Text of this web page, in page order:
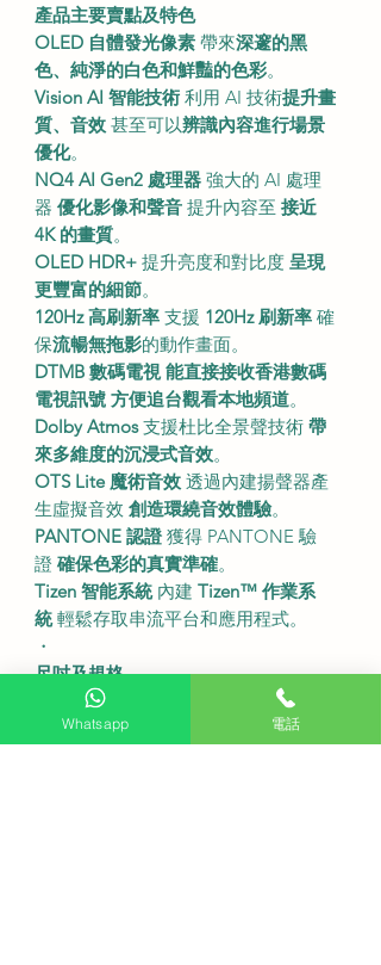
產品主要賣點及特色
OLED 自體發光像素 帶來深邃的黑
色、純淨的白色和鮮豔的色彩。
Vision AI 智能技術 利用 AI 技術提升畫
質、音效 甚至可以辨識內容進行場景
優化。
NQ4 AI Gen2 處理器 強大的 AI 處理
器 優化影像和聲音 提升內容至 接近
4K 的畫質。
OLED HDR+ 提升亮度和對比度 呈現
更豐富的細節。
120Hz 高刷新率 支援 120Hz 刷新率 確
保流暢無拖影的動作畫面。
DTMB 數碼電視 能直接接收香港數碼
電視訊號 方便追台觀看本地頻道。
Dolby Atmos支援杜比全景聲技術 帶
來多維度的沉浸式音效。
OTS Lite 魔術音效 透過內建揚聲器產
生虛擬音效 創造環繞音效體驗。
PANTONE 認證 獲得 PANTONE 驗
證 確保色彩的真實準確。
Tizen 智能系統內建 Tizen™ 作業系
統輕鬆存取串流平台和應用程式。
・
尺吋及規格
QA65S85F
螢幕尺寸65 吋。
Whatsapp 電話